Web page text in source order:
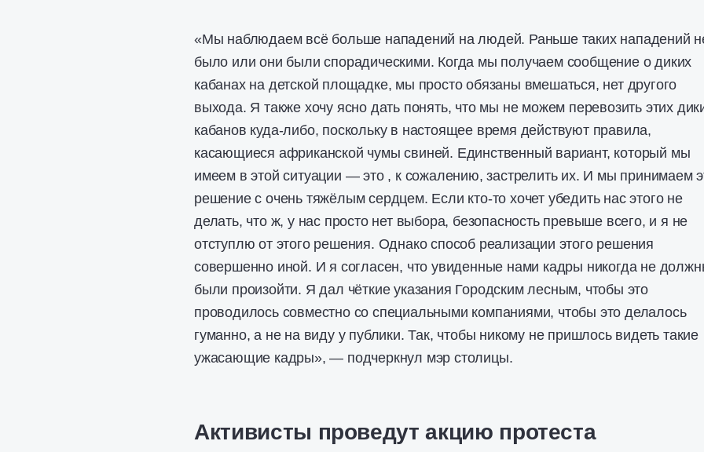
«Мы наблюдаем всё больше нападений на людей. Раньше таких нападений
было или они были спорадическими. Когда мы получаем сообщение о диких
кабанах на детской площадке, мы просто обязаны вмешаться, нет другого
выхода. Я также хочу ясно дать понять, что мы не можем перевозить этих
кабанов куда-либо, поскольку в настоящее время действуют правила,
касающиеся африканской чумы свиней. Единственный вариант, который мы
имеем в этой ситуации — это , к сожалению, застрелить их. И мы принимаем
решение с очень тяжёлым сердцем. Если кто-то хочет убедить нас этого не
делать, что ж, у нас просто нет выбора, безопасность превыше всего, и я не
отступлю от этого решения. Однако способ реализации этого решения
совершенно иной. И я согласен, что увиденные нами кадры никогда не
были произойти. Я дал чёткие указания Городским лесным, чтобы это
проводилось совместно со специальными компаниями, чтобы это делалось
гуманно, а не на виду у публики. Так, чтобы никому не пришлось видеть такие
ужасающие кадры», — подчеркнул мэр столицы.
Активисты проведут акцию протеста